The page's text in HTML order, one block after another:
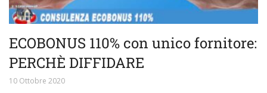
ECOBONUS 110% con unico fornitore:
PERCHÈ DIFFIDARE
10 Ottobre 2020